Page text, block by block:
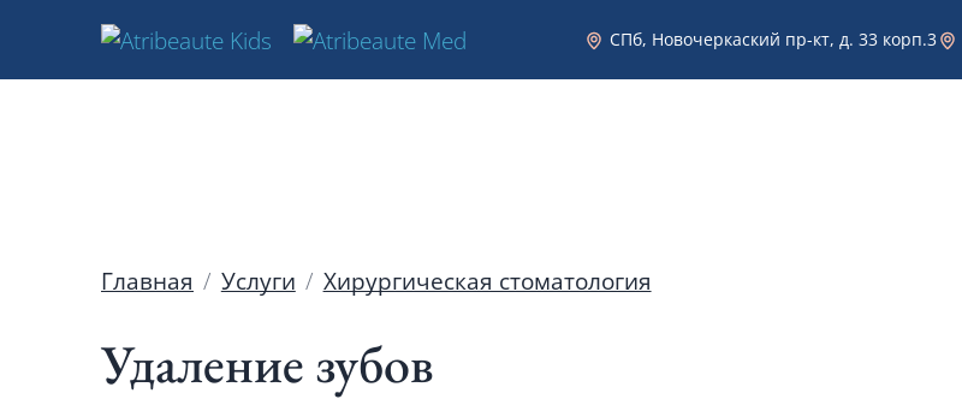
СПб, Новочеркаский пр-кт, д. 33 корп.3
Главная Услуги Хирургическая стоматология
Удаление зубов